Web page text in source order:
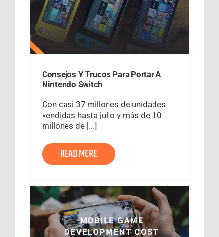
Consejos Y Trucos Para Portar A
Nintendo Switch
Con casi 37 millones de unidades
vendidas hasta julio y más de 10
millones de [...]
READ MORE